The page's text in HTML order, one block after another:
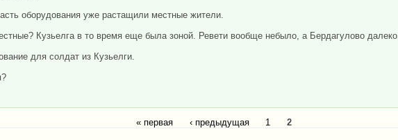
оборудования уже растащили местные жители.
Кузьелга в то время еще была зоной. Ревети вообще небыло, а Бердагулово далеко.
для солдат из Кузьелги.
« первая ‹ предыдущая 1 2